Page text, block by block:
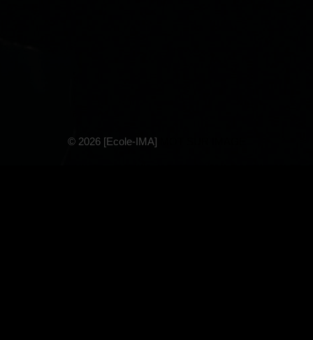
© 2026 [Ecole-IMA]